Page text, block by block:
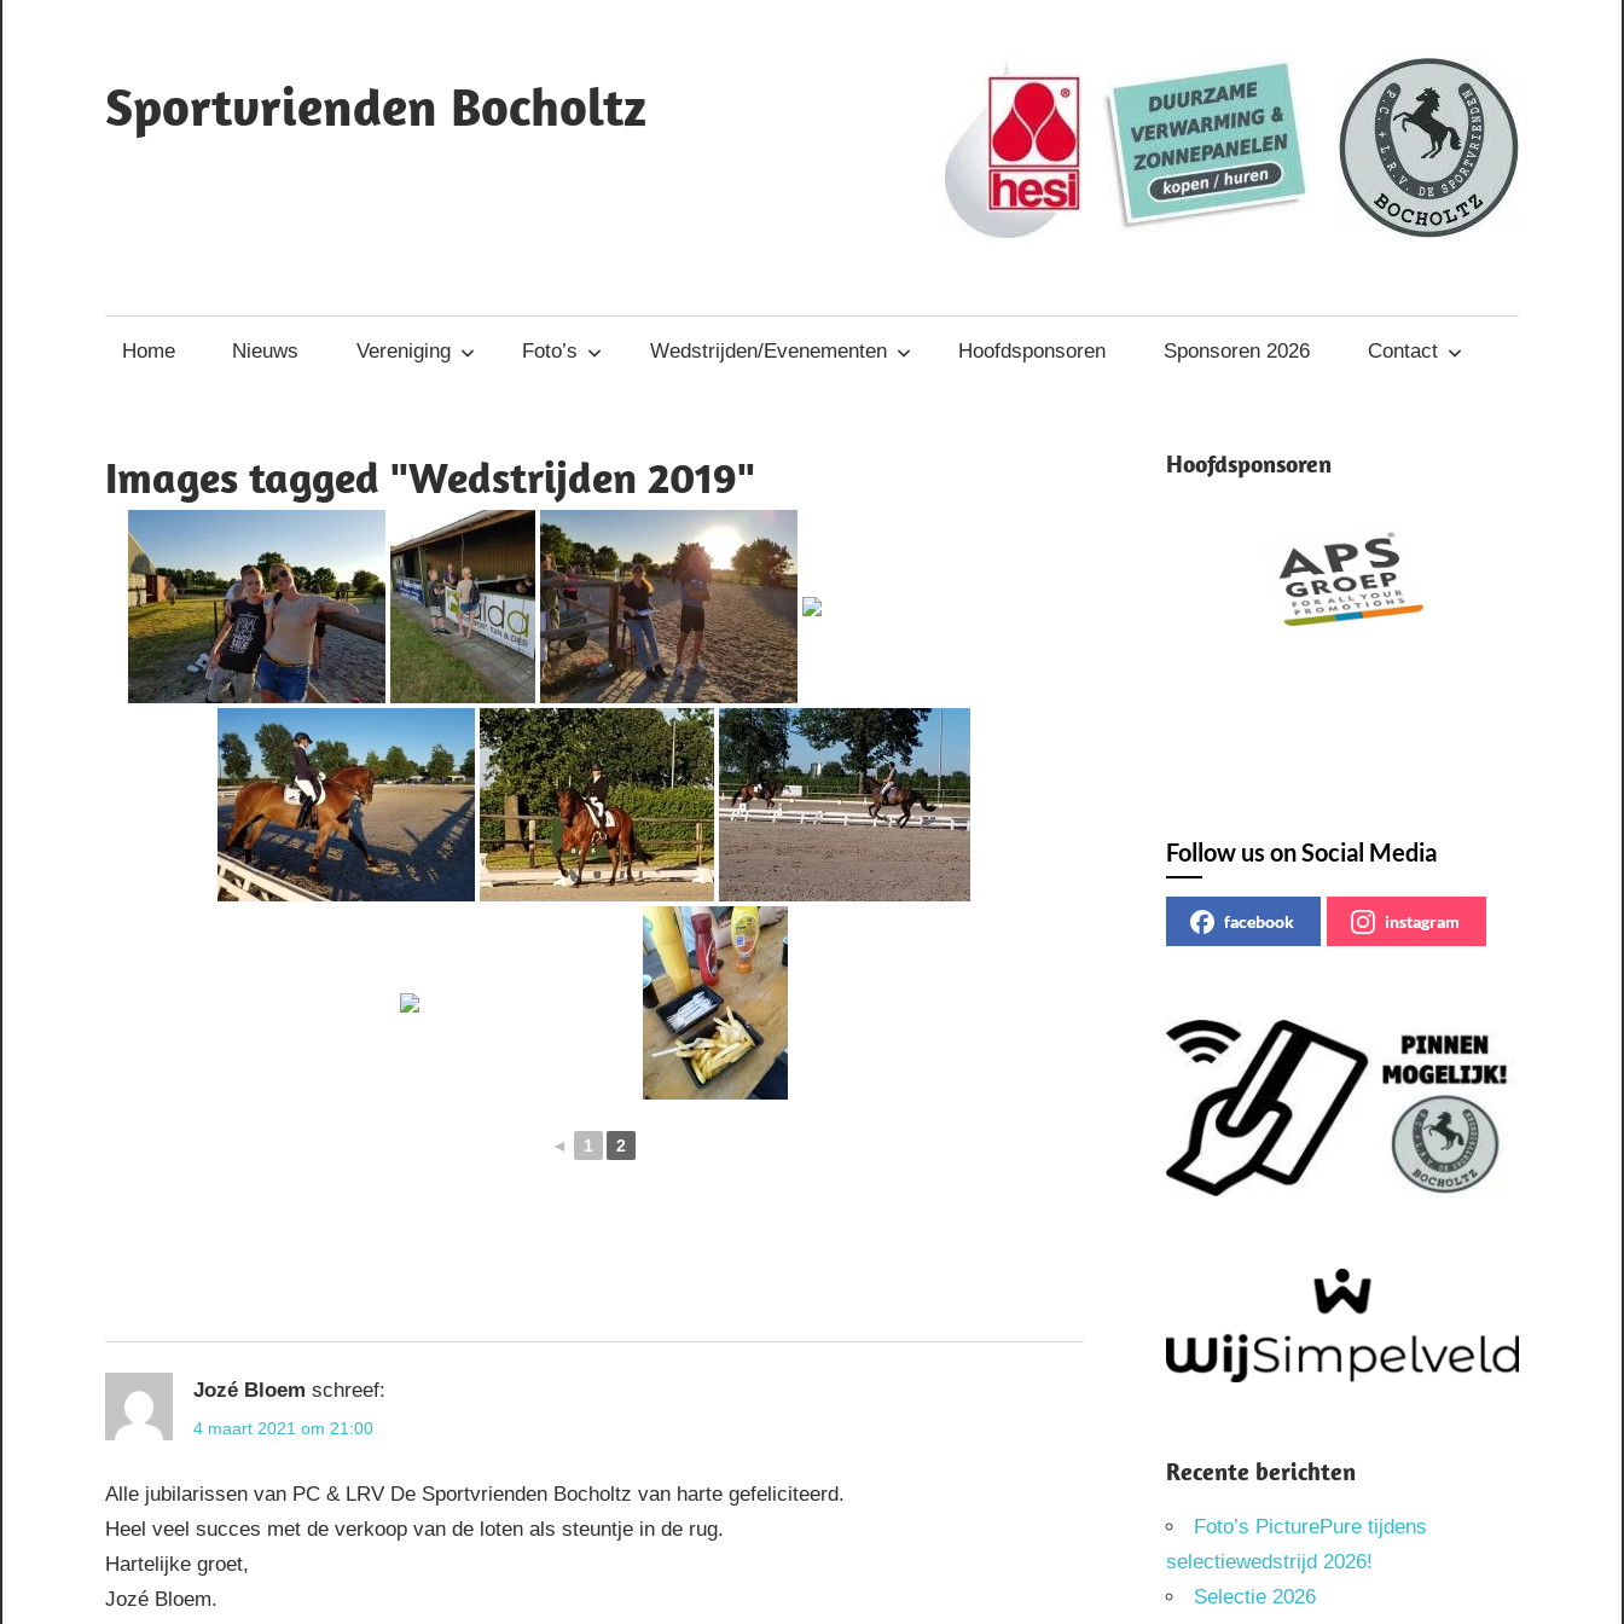
de
inhoud
Sportvrienden Bocholtz
Home Nieuws Vereniging Foto’s Wedstrijden/Evenementen Hoofdsponsoren Sponsoren 2026 Contact
Images tagged "Wedstrijden 2019"
◄ 1 2
Jozé Bloem schreef:
4 maart 2021 om 21:00
Alle jubilarissen van PC & LRV De Sportvrienden Bocholtz van harte gefeliciteerd.
Heel veel succes met de verkoop van de loten als steuntje in de rug.
Hartelijke groet,
Jozé Bloem.
Hoofdsponsoren
Follow us on Social Media
facebook instagram
Recente berichten
Foto’s PicturePure tijdens
selectiewedstrijd 2026!
Selectie 2026